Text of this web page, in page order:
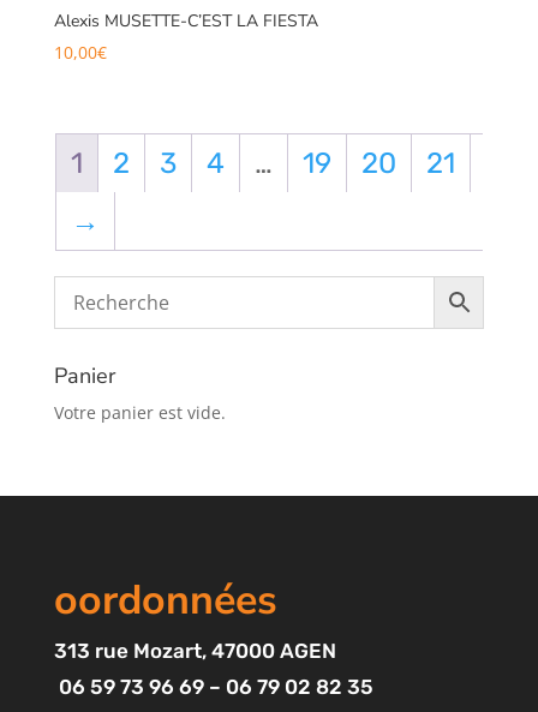
Alexis MUSETTE-C’EST LA FIESTA
10,00€
1 2 3 4 … 19 20
21
→
Panier
Votre panier est vide.
oordonnées
313 rue Mozart, 47000 AGEN
06 59 73 96 69 – 06 79 02 82 35